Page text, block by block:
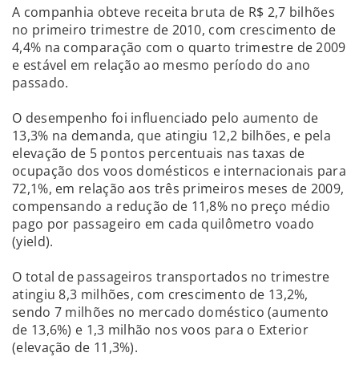
A companhia obteve receita bruta de R$ 2,7 bilhões
no primeiro trimestre de 2010, com crescimento de
4,4% na comparação com o quarto trimestre de 2009
e estável em relação ao mesmo período do ano
passado.
O desempenho foi influenciado pelo aumento de
13,3% na demanda, que atingiu 12,2 bilhões, e pela
elevação de 5 pontos percentuais nas taxas de
ocupação dos voos domésticos e internacionais para
72,1%, em relação aos três primeiros meses de 2009,
compensando a redução de 11,8% no preço médio
pago por passageiro em cada quilômetro voado
(yield).
O total de passageiros transportados no trimestre
atingiu 8,3 milhões, com crescimento de 13,2%,
sendo 7 milhões no mercado doméstico (aumento
de 13,6%) e 1,3 milhão nos voos para o Exterior
(elevação de 11,3%).